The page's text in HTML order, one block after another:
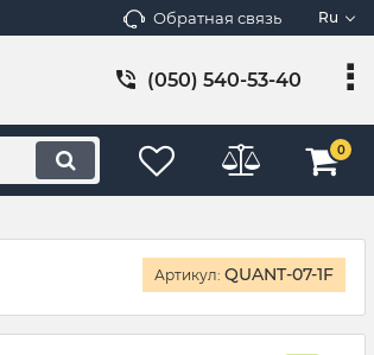
Обратная связь Ru
(050) 540-53-40
0
Артикул: QUANT-07-1F